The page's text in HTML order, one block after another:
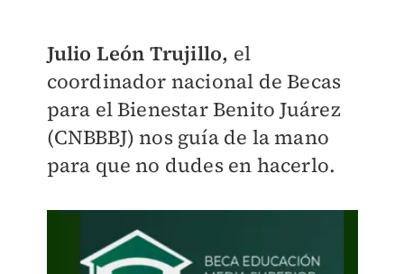
Julio León Trujillo, el
coordinador nacional de Becas
para el Bienestar Benito Juárez
(CNBBBJ) nos guía de la mano
para que no dudes en hacerlo.